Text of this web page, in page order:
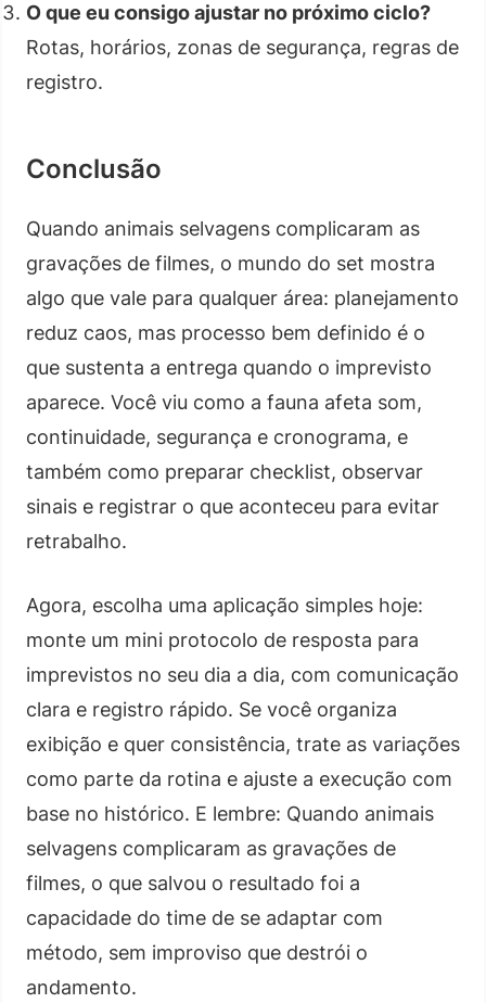
O que eu consigo ajustar no próximo ciclo?
Rotas, horários, zonas de segurança, regras de
registro.
Conclusão
Quando animais selvagens complicaram as
gravações de filmes, o mundo do set mostra
algo que vale para qualquer área: planejamento
reduz caos, mas processo bem definido é o
que sustenta a entrega quando o imprevisto
aparece. Você viu como a fauna afeta som,
continuidade, segurança e cronograma, e
também como preparar checklist, observar
sinais e registrar o que aconteceu para evitar
retrabalho.
Agora, escolha uma aplicação simples hoje:
monte um mini protocolo de resposta para
imprevistos no seu dia a dia, com comunicação
clara e registro rápido. Se você organiza
exibição e quer consistência, trate as variações
como parte da rotina e ajuste a execução com
base no histórico. E lembre: Quando animais
selvagens complicaram as gravações de
filmes, o que salvou o resultado foi a
capacidade do time de se adaptar com
método, sem improviso que destrói o
andamento.